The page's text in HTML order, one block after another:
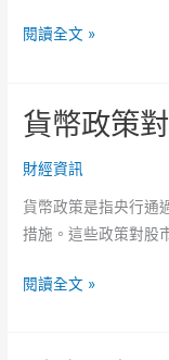
行
務
分
韓
脹
壓
力
仍
大，
預
閱讀全文 »
貨幣政策
財經資訊
貨幣政策是指央行通
措施。這些政策對股
貨
閱讀全文 »